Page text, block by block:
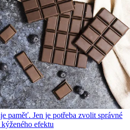
paměť. Jen je potřeba zvolit správné
efektu